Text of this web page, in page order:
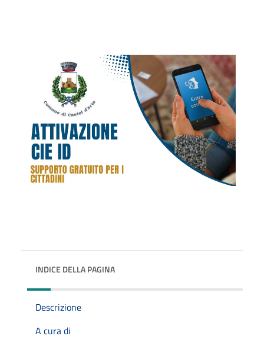
INDICE DELLA PAGINA
Descrizione
A cura di